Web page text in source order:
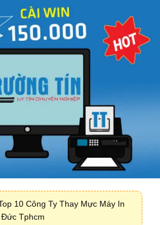
10 Công Ty Thay Mực Máy In
Tphcm